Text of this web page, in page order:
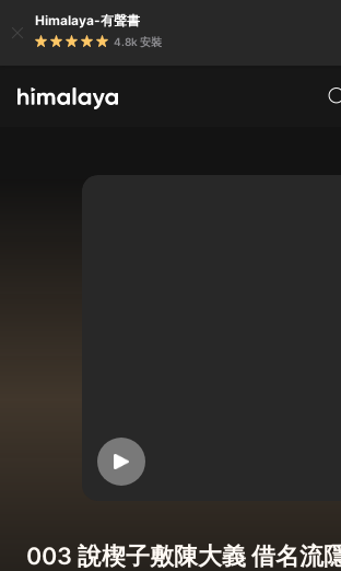
Himalaya-有聲書
4.8k 安裝
003 說楔子敷陳大義 借名流